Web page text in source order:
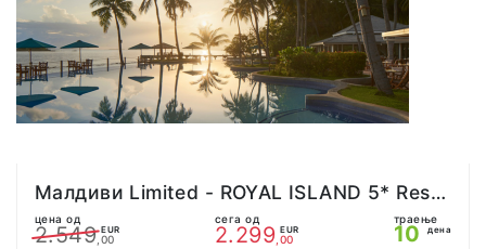
Малдиви Limited - ROYAL ISLAND 5* Resort
цена од
2.549 EUR
,00
сега од
2.299 EUR
,00
траење
10 дена